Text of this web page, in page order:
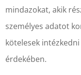
mindazokat, akik
személyes adatot
kötelesek
érdekében.